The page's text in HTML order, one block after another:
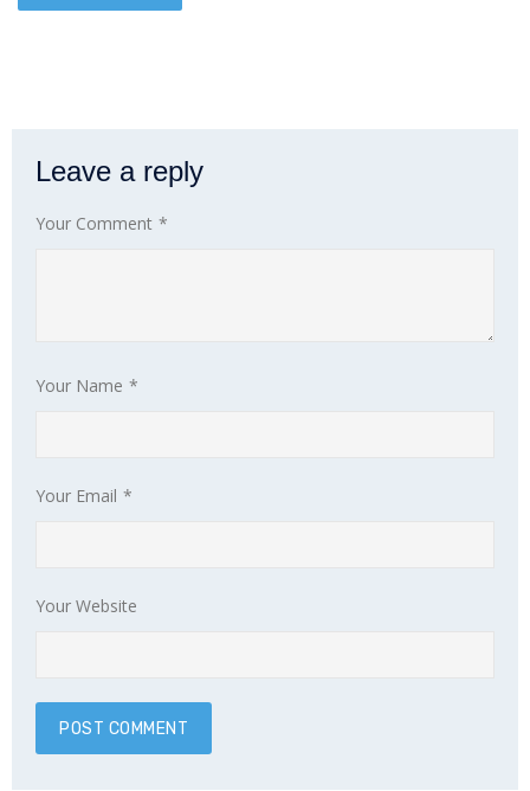
Leave a reply
Your Comment *
Your Name *
Your Email *
Your Website